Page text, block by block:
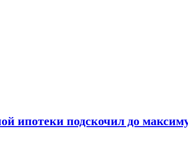
ипотеки подскочил до